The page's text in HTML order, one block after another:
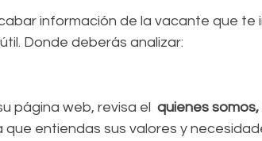
información de la vacante que te
Donde deberás analizar:
página web, revisa el quienes somos,
entiendas sus valores y